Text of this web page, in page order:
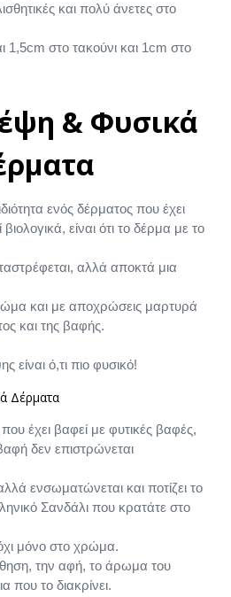
και πολύ άνετες στο
1,5cm στο τακούνι και 1cm στο
& Φυσικά
ενός δέρματος που έχει
είναι ότι το δέρμα με το
αλλά αποκτά μια
και με αποχρώσεις μαρτυρά
και της βαφής.
είναι ό,τι πιο φυσικό!
έχει βαφεί με φυτικές βαφές,
δεν επιστρώνεται
ενσωματώνεται και ποτίζει το
Σανδάλι που κρατάτε στο
μόνο στο χρώμα.
την αφή, το άρωμα του
που το διακρίνει.